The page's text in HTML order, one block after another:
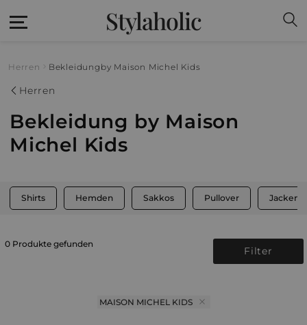
Stylaholic
Herren Bekleidung by Maison Michel Kids
Herren
Bekleidung by Maison
Michel Kids
Shirts Hemden Sakkos Pullover Jacken
0 Produkte gefunden
Filter
MAISON MICHEL KIDS